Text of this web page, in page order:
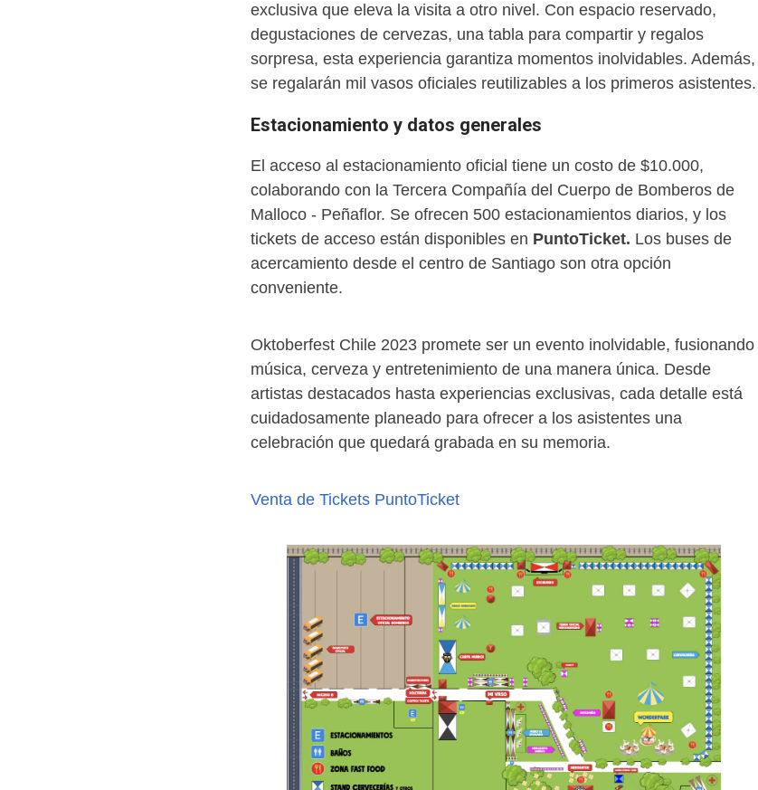
exclusiva que eleva la visita a otro nivel. Con espacio reservado,
degustaciones de cervezas, una tabla para compartir y regalos
sorpresa, esta experiencia garantiza momentos inolvidables. Además,
se regalarán mil vasos oficiales reutilizables a los primeros asistentes.
Estacionamiento y datos generales
El acceso al estacionamiento oficial tiene un costo de $10.000,
colaborando con la Tercera Compañía del Cuerpo de Bomberos de
Malloco - Peñaflor. Se ofrecen 500 estacionamientos diarios, y los
tickets de acceso están disponibles en PuntoTicket. Los buses de
acercamiento desde el centro de Santiago son otra opción
conveniente.
Oktoberfest Chile 2023 promete ser un evento inolvidable, fusionando
música, cerveza y entretenimiento de una manera única. Desde
artistas destacados hasta experiencias exclusivas, cada detalle está
cuidadosamente planeado para ofrecer a los asistentes una
celebración que quedará grabada en su memoria.
Venta de Tickets PuntoTicket